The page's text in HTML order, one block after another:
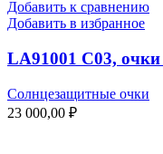
Добавить к сравнению
Добавить в избранное
LA91001 C03, очки
Солнцезащитные очки
23 000,00 ₽